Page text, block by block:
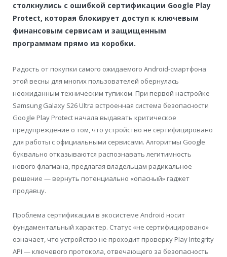
столкнулись с ошибкой сертификации Google Play
Protect, которая блокирует доступ к ключевым
финансовым сервисам и защищенным
программам прямо из коробки.
Радость от покупки самого ожидаемого Android-смартфона
этой весны для многих пользователей обернулась
неожиданным техническим тупиком. При первой настройке
Samsung Galaxy S26 Ultra встроенная система безопасности
Google Play Protect начала выдавать критическое
предупреждение о том, что устройство не сертифицировано
для работы с официальными сервисами. Алгоритмы Google
буквально отказываются распознавать легитимность
нового флагмана, предлагая владельцам радикальное
решение — вернуть потенциально «опасный» гаджет
продавцу.
Проблема сертификации в экосистеме Android носит
фундаментальный характер. Статус «не сертифицировано»
означает, что устройство не проходит проверку Play Integrity
API — ключевого протокола, отвечающего за безопасность